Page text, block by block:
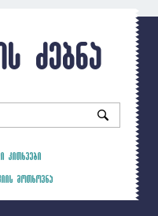
ძებნა
კითხვები
მოთხოვნა